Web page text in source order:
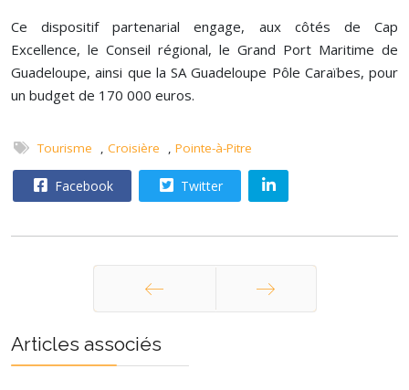
Ce dispositif partenarial engage, aux côtés de Cap
Excellence, le Conseil régional, le Grand Port Maritime de
Guadeloupe, ainsi que la SA Guadeloupe Pôle Caraïbes, pour
un budget de 170 000 euros.
Tourisme , Croisière , Pointe-à-Pitre
Facebook Twitter
Précédent
Articles associés